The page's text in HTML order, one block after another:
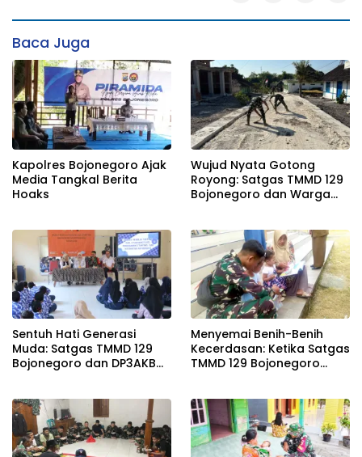
Baca Juga
Kapolres Bojonegoro Ajak
Media Tangkal Berita
Hoaks
Wujud Nyata Gotong
Royong: Satgas TMMD 129
Bojonegoro dan Warga
Jalan Desa
Sentuh Hati Generasi
Muda: Satgas TMMD 129
Bojonegoro dan DP3AKB
Kesongo
Menyemai Benih-Benih
Kecerdasan: Ketika Satgas
TMMD 129 Bojonegoro